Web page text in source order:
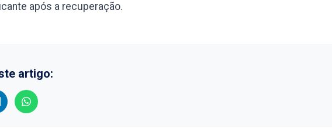
após a recuperação.
artigo: